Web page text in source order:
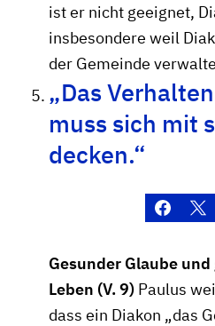
ist er nicht geeignet,
insbesondere weil
der Gemeinde
„Das
muss sich mit
decken.“
Gesunder Glaube
Leben (V. 9) Paulus
dass ein Diakon „das